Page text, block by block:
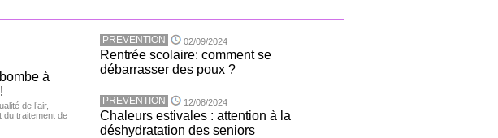
à
de l’air,
du traitement de
PREVENTION 02/09/2024
Rentrée scolaire: comment se
débarrasser des poux ?
PREVENTION 12/08/2024
Chaleurs estivales : attention à la
déshydratation des seniors